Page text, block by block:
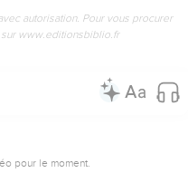
autorisation. Pour vous procurer
www.editionsbiblio.fr
pour le moment.